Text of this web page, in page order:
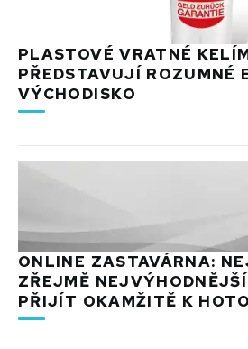
PLASTOVÉ VRATNÉ
PŘEDSTAVUJÍ ROZUMNÉ
VÝCHODISKO
ONLINE ZASTAVÁRNA:
ZŘEJMĚ
PŘIJÍT OKAMŽITĚ K